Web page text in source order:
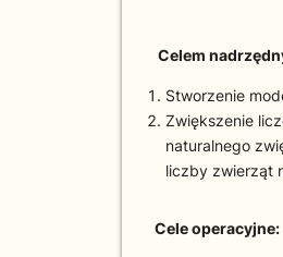
Celem
Stworzenie
Zwiększenie
naturalnego
liczby zwierząt
Cele operacyjne: